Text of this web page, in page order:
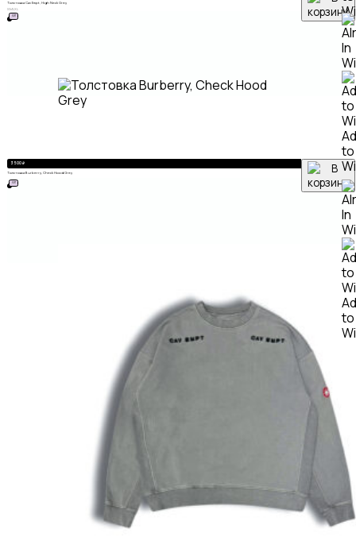
Толстовка Cav Empt, High Neck Grey
SMLXL
3 500₽
Толстовка Burberry, Check Hood Grey
ХИТ
to
ХИТ
to